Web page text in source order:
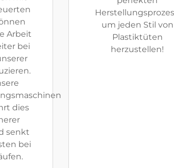
Arbeit
bei
dies
senkt
bei
um jeden Stil von
Plastiktüten
herzustellen!